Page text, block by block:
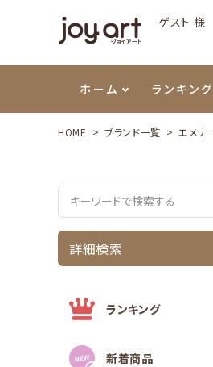
ゲスト 様
ホーム ランキング
モアノ
ウェービージェル
マグネティジェル
フラッシュジェル
ネイルケア用品
ネイルマシン
メタルパーツ
HOME ブランド一覧 エメナ
詳細検索
ランキング
新着商品